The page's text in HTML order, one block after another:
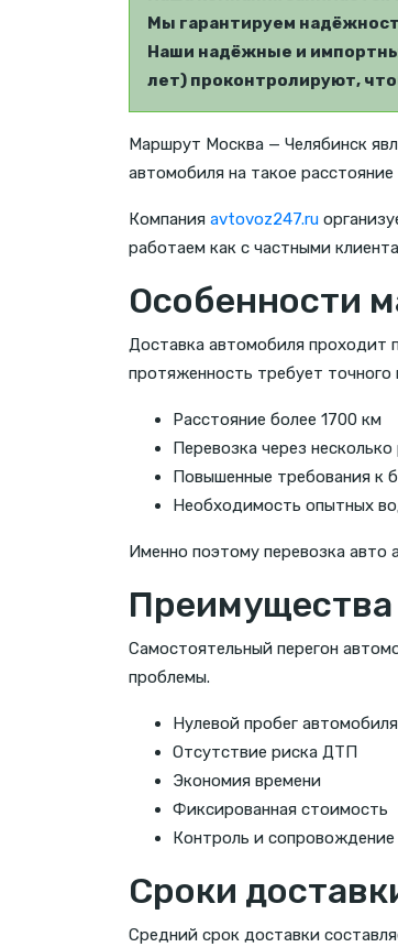
Мы гарантируем
Наши надёжные и
лет) проконтролируют,
Маршрут Москва — Челябинск
автомобиля на такое
Компания avtovoz247.ru
работаем как с частными
Особенности
Доставка автомобиля проходит
протяженность требует
Расстояние более 1700 км
Перевозка через несколько
Повышенные требования к
Необходимость опытных
Именно поэтому перевозка авто
Преимущества
Самостоятельный перегон
проблемы.
Нулевой пробег автомобиля
Отсутствие риска ДТП
Экономия времени
Фиксированная стоимость
Контроль и сопровождение
Сроки
Средний срок доставки